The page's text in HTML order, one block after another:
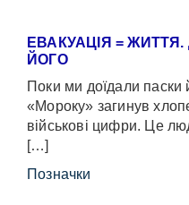
ЕВАКУАЦІЯ =
ЙОГО
Поки ми доїдали
«Мороку» загинув
військові цифри. Це
[…]
Позначки